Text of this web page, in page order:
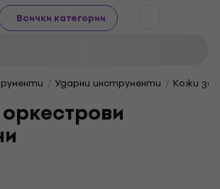
Всички категории
Ударни инструменти Кожи за